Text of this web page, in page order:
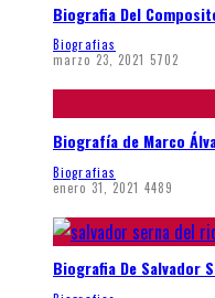
Biografia Del
Biografias
marzo 23, 2021 5702
Biografía de Marco
Biografias
enero 31, 2021 4489
Biografia De Salvador